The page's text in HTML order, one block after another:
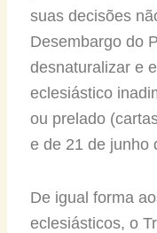
suas decisões
Desembargo do
desnaturalizar e
eclesiástico
ou prelado
e de 21 de junho
De igual forma
eclesiásticos, o